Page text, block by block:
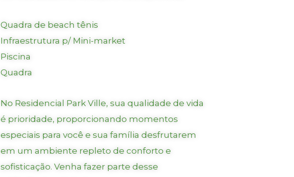
Quadra de beach tênis
Infraestrutura p/ Mini-market
Piscina
Quadra
No Residencial Park Ville, sua qualidade de vida
é prioridade, proporcionando momentos
especiais para você e sua família desfrutarem
em um ambiente repleto de conforto e
sofisticação. Venha fazer parte desse